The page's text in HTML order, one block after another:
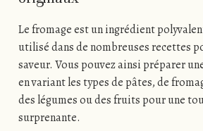
Le fromage est un ingrédient
utilisé dans de nombreuses recettes
saveur. Vous pouvez ainsi préparer
en variant les types de pâtes, de
des légumes ou des fruits pour une
surprenante.